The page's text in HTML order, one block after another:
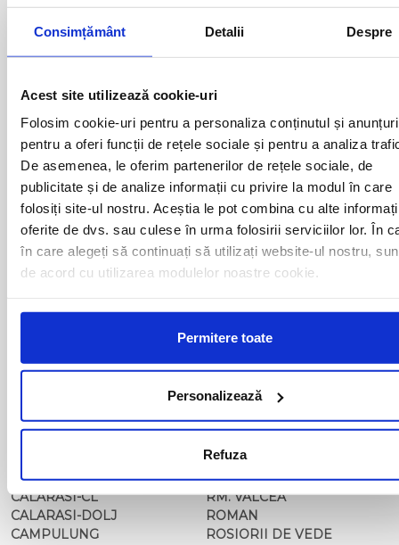
Consimțământ Detalii Despre
Acest site utilizează cookie-uri
Folosim cookie-uri pentru a personaliza conținutul și
pentru a oferi funcții de rețele sociale și pentru a analiza
De asemenea, le oferim partenerilor de rețele sociale, de
publicitate și de analize informații cu privire la modul în care
folosiți site-ul nostru. Aceștia le pot combina cu alte
oferite de dvs. sau culese în urma folosirii serviciilor lor. În
în care alegeți să continuați să utilizați website-ul nostru,
de acord cu utilizarea modulelor noastre cookie.
Permitere toate
Personalizează
Refuza
ACAS
ADJUD
ALEXANDRIA
ARAD
BACAU
BAIA MARE
BAILE HERCULANE
BAILESTI
BALS-IS
BALS-OT
BARCA
BARLAD
BECLEAN
BLAJ
BRASOV
CALAFAT
CALARASI-CL
CALARASI-DOLJ
CAMPULUNG
LUGOJ
MAGLAVIT
MOINESTI
MOTCA
NUSFALAU
OLTENITA
ONESTI
ORADEA
ORSOVA
PASCANI
PERICEI
PERISOR
PIATRA NEAMT
PITESTI
PLOIESTI
POIANA MARE
RADOVAN
REGHIN
RESITA
RM. VALCEA
ROMAN
ROSIORII DE VEDE